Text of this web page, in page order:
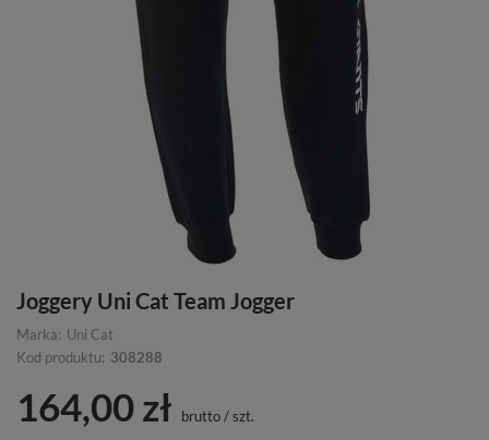
Joggery Uni Cat Team Jogger
Marka: Uni Cat
Kod produktu: 308288
164,00 zł brutto/szt.